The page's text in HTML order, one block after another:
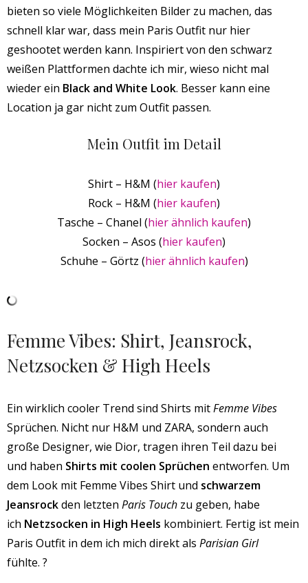
bieten so viele Möglichkeiten Bilder zu machen, das
schnell klar war, dass mein Paris Outfit nur hier
geshootet werden kann. Inspiriert von den schwarz
weißen Plattformen dachte ich mir, wieso nicht mal
wieder ein Black and White Look. Besser kann eine
Location ja gar nicht zum Outfit passen.
Mein Outfit im Detail
Shirt – H&M (hier kaufen)
Rock – H&M (hier kaufen)
Tasche – Chanel (hier ähnlich kaufen)
Socken – Asos (hier kaufen)
Schuhe – Görtz (hier ähnlich kaufen)
Femme Vibes: Shirt, Jeansrock,
Netzsocken & High Heels
Ein wirklich cooler Trend sind Shirts mitFemme Vibes
Sprüchen. Nicht nur H&M und ZARA, sondern auch
große Designer, wie Dior, tragen ihren Teil dazu bei
und haben Shirts mit coolen Sprüchen entworfen. Um
dem Look mit Femme Vibes Shirt und schwarzem
Jeansrockden letzten Paris Touch zu geben, habe
ich Netzsocken in High Heels kombiniert. Fertig ist mein
Paris Outfit in dem ich mich direkt als Parisian Girl
fühlte. ?